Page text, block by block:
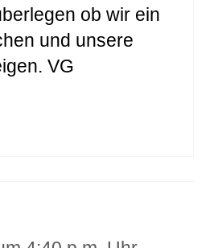
ob wir ein
und unsere
VG